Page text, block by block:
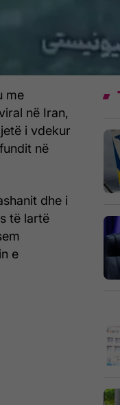
me
në Iran,
i vdekur
në
dhe i
të lartë
e